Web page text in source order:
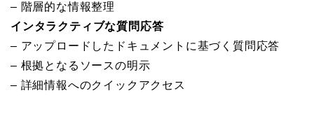
– 階層的な情報整理
インタラクティブな質問応答
– アップロードしたドキュメントに基づく質問応答
– 根拠となるソースの明示
– 詳細情報へのクイックアクセス